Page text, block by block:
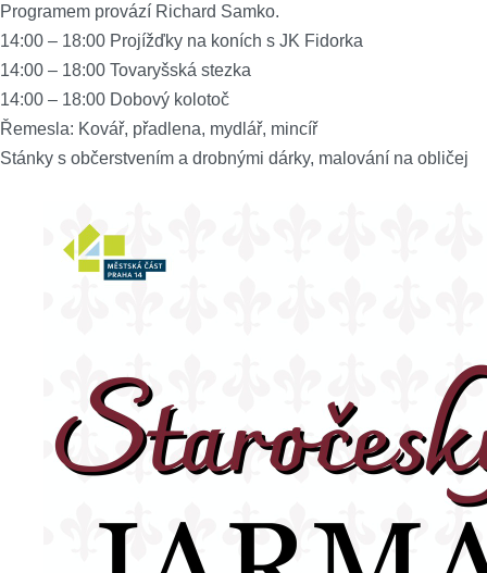
Programem provází Richard Samko.
14:00 – 18:00 Projížďky na koních s JK Fidorka
14:00 – 18:00 Tovaryšská stezka
14:00 – 18:00 Dobový kolotoč
Řemesla: Kovář, přadlena, mydlář, mincíř
Stánky s občerstvením a drobnými dárky, malování na obličej